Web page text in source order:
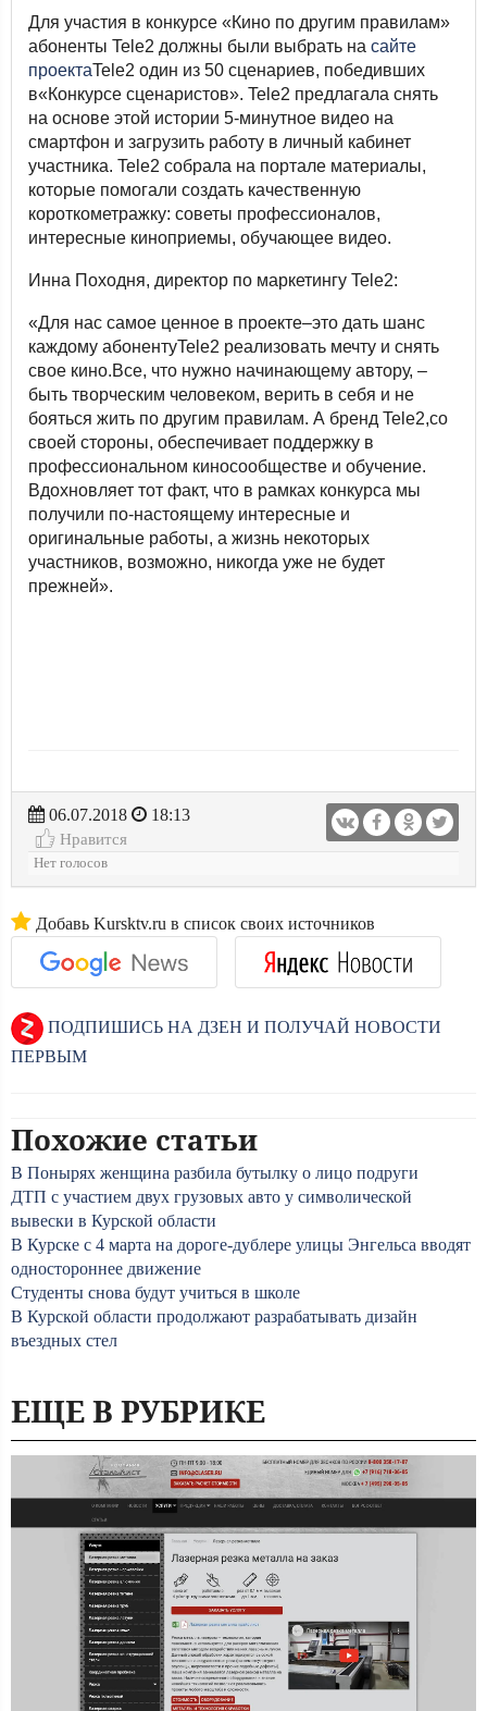
Для участия в конкурсе «Кино по другим правилам»
абоненты Tele2 должны были выбрать на сайте
проектаTele2 один из 50 сценариев, победивших
в«Конкурсе сценаристов». Tele2 предлагала снять
на основе этой истории 5-минутное видео на
смартфон и загрузить работу в личный кабинет
участника. Tele2 собрала на портале материалы,
которые помогали создать качественную
короткометражку: советы профессионалов,
интересные киноприемы, обучающее видео.
Инна Походня, директор по маркетингу Tele2:
«Для нас самое ценное в проекте–это дать шанс
каждому абонентуTele2 реализовать мечту и снять
свое кино.Все, что нужно начинающему автору, –
быть творческим человеком, верить в себя и не
бояться жить по другим правилам. А бренд Tele2,со
своей стороны, обеспечивает поддержку в
профессиональном киносообществе и обучение.
Вдохновляет тот факт, что в рамках конкурса мы
получили по-настоящему интересные и
оригинальные работы, а жизнь некоторых
участников, возможно, никогда уже не будет
прежней».
06.07.2018
18:13
Нравится
Нет голосов
Добавь Kursktv.ru в список своих источников
ПОДПИШИСЬ НА ДЗЕН И ПОЛУЧАЙ НОВОСТИ
ПЕРВЫМ
Похожие статьи
В Понырях женщина разбила бутылку о лицо подруги
ДТП с участием двух грузовых авто у символической
вывески в Курской области
В Курске с 4 марта на дороге-дублере улицы Энгельса вводят
одностороннее движение
Студенты снова будут учиться в школе
В Курской области продолжают разрабатывать дизайн
въездных стел
ЕЩЕ В РУБРИКЕ